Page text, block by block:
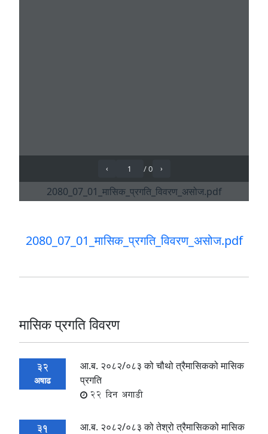
2080_07_01_मासिक_प्रगति_विवरण_असोज.pdf
मासिक प्रगति विवरण
32
अषाढ
आ.ब. २०८२/०८३ को चौथो त्रैमासिकको मासिक
प्रगति
22 दिन अगाडी
31 आ.ब. २०८२/०८३ को तेश्रो त्रैमासिकको मासिक